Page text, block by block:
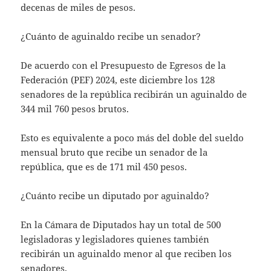
decenas de miles de pesos.
¿Cuánto de aguinaldo recibe un senador?
De acuerdo con el Presupuesto de Egresos de la
Federación (PEF) 2024, este diciembre los 128
senadores de la república recibirán un aguinaldo de
344 mil 760 pesos brutos.
Esto es equivalente a poco más del doble del sueldo
mensual bruto que recibe un senador de la
república, que es de 171 mil 450 pesos.
¿Cuánto recibe un diputado por aguinaldo?
En la Cámara de Diputados hay un total de 500
legisladoras y legisladores quienes también
recibirán un aguinaldo menor al que reciben los
senadores.